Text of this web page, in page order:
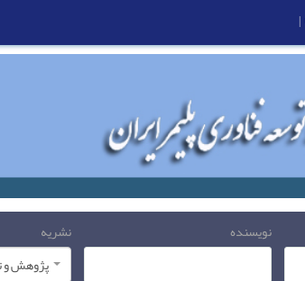
نویسنده
نشریه
|